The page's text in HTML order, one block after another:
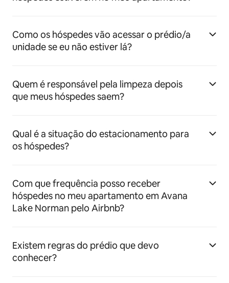
Como os hóspedes vão acessar o prédio/a
unidade se eu não estiver lá?
Quem é responsável pela limpeza depois
que meus hóspedes saem?
Qual é a situação do estacionamento para
os hóspedes?
Com que frequência posso receber
hóspedes no meu apartamento em Avana
Lake Norman pelo Airbnb?
Existem regras do prédio que devo
conhecer?